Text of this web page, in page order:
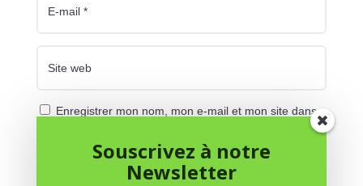
Enregistrer mon nom, mon e-mail et mon site dans
Soumettre le commentaire
Souscrivez à notre
Newsletter